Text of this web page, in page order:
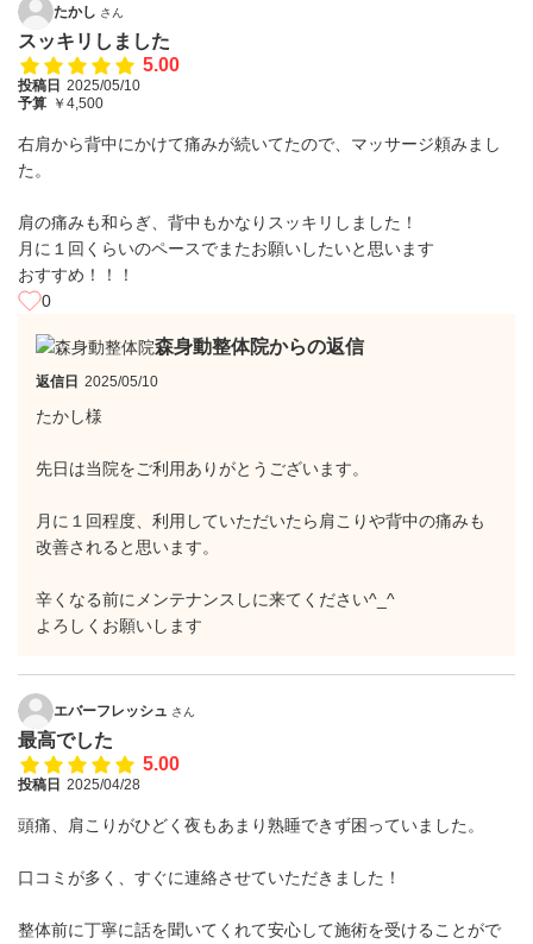
たかし さん
スッキリしました
5.00
投稿日 2025/05/10
予算 ￥4,500
右肩から背中にかけて痛みが続いてたので、マッサージ頼みまし
た。
肩の痛みも和らぎ、背中もかなりスッキリしました！
月に１回くらいのペースでまたお願いしたいと思います
おすすめ！！！
0
森身動整体院からの返信
返信日 2025/05/10
たかし様
先日は当院をご利用ありがとうございます。
月に１回程度、利用していただいたら肩こりや背中の痛みも
改善されると思います。
辛くなる前にメンテナンスしに来てください^_^
よろしくお願いします
エバーフレッシュ さん
最高でした
5.00
投稿日 2025/04/28
頭痛、肩こりがひどく夜もあまり熟睡できず困っていました。
口コミが多く、すぐに連絡させていただきました！
整体前に丁寧に話を聞いてくれて安心して施術を受けることがで